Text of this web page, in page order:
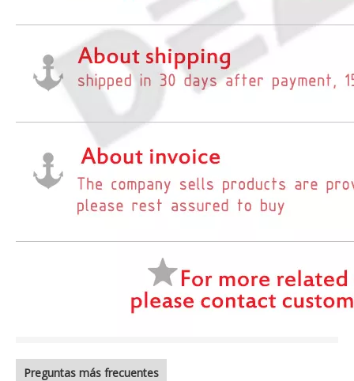
Preguntas más frecuentes